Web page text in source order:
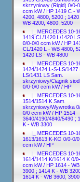
skrzyniowy (Rigid) 0/0-
ccm kW / HP 1419 C -
4200, 4800, 5200 ; 1420
WB 4200, 4800, 5200
|_ MERCEDES 10-
1419 CL/1420 L/1420 LS
0/0-0/0 ccm kW / HP
CL/1420 L - WB 4800,
1420 LS - WB 4800
|_ MERCEDES 10-
1424/1424 L-S-LS/1427
LS/1431 LS Sam.
skrzyniowy/Ciągnik
0/0-0/0 ccm kW / HP
|_ MERCEDES 10-
1514/1514 K Sam.
skrzyniowy/Wywrotka
0/0 ccm kW / HP 1514 -
3640/4190/4840/5490 ;
K - WB 3300
|_ MERCEDES 10-
1613/1613 K-KO 0/0-0/0
ccm kW / HP
|_ MERCEDES 10-
1614/1414 K/1614 K 0/
ccm kW / HP 1614 - WB
3900 ; 1414 K - WB
1614 K - WB 3600, 3900